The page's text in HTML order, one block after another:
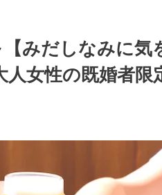
【みだしなみに気
女性の既婚者限